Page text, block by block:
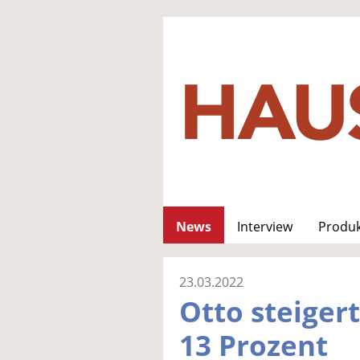
News Interview
23.03.2022
Otto
13 Prozent